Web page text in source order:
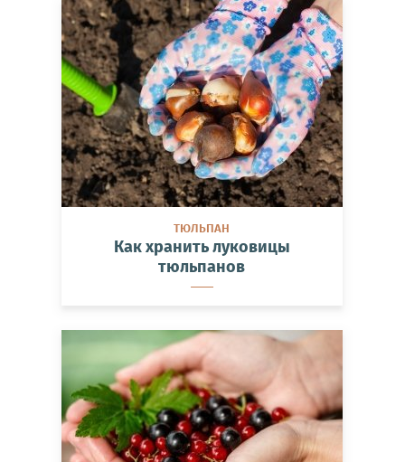
ТЮЛЬПАН
Как хранить луковицы
тюльпанов